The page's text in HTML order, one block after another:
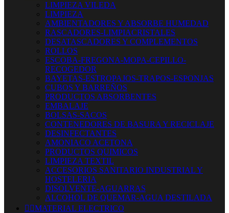
LIMPIEZA VILEDA
LIMPIEZA
AMBIENTADORES Y ABSORBE HUMEDAD
RASCADORES-LIMPIACRISTALES
DESATASCADORES Y COMPLEMENTOS
ROLLOS
ESCOBA-FREGONA-MOPA-CEPILLO-
RECOGEDOR
BAYETAS-ESTROPAJOS-TRAPOS-ESPONJAS
CUBOS Y BARREÑOS
PRODUCTOS ABSORBENTES
EMBALAJE
BOLSAS-SACOS
CONTENEDORES DE BASURA Y RECICLAJE
DESINFECTANTES
AMONIACO ACETONA
PRODUCTOS QUIMICOS
LIMPIEZA TEXTIL
ACCESORIOS SANITARIO INDUSTRIAL Y
HOSTELERIA
DISOLVENTE-AGUARRAS
ALCOHOL DE QUEMAR-AGUA DESTILADA
 MATERIAL ELECTRICO